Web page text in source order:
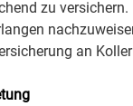
zu versichern.
an